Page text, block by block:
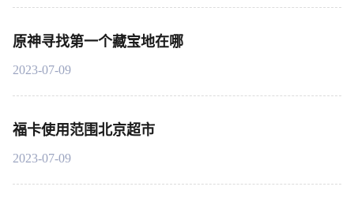
原神寻找第一个藏宝地在哪
2023-07-09
福卡使用范围北京超市
2023-07-09